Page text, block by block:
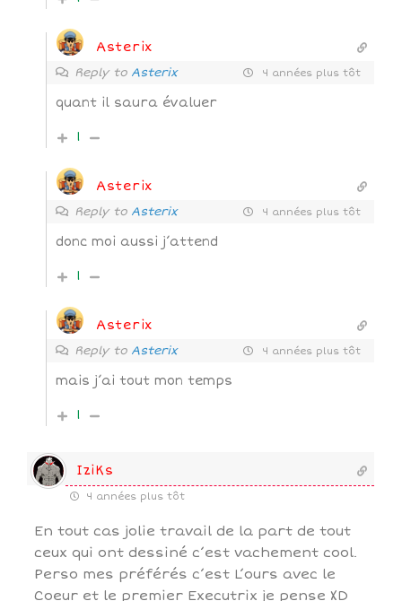
Asterix
Reply to Asterix 4 années plus tôt
quant il saura évaluer
1
Asterix
Reply to Asterix 4 années plus tôt
donc moi aussi j’attend
1
Asterix
Reply to Asterix 4 années plus tôt
mais j’ai tout mon temps
1
IziKs
4 années plus tôt
En tout cas jolie travail de la part de tout
ceux qui ont dessiné c’est vachement cool.
Perso mes préférés c’est L’ours avec le
Coeur et le premier Executrix je pense XD